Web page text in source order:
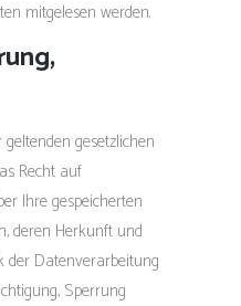
mitgelesen werden.
gesetzlichen
Recht auf
Ihre gespeicherten
deren Herkunft und
der Datenverarbeitung
Sperrung